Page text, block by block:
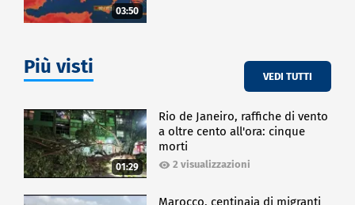
03:50
Più visti VEDI TUTTI
01:29
Rio de Janeiro, raffiche di vento
a oltre cento all'ora: cinque
morti
2 visualizzazioni
Marocco, centinaia di migranti